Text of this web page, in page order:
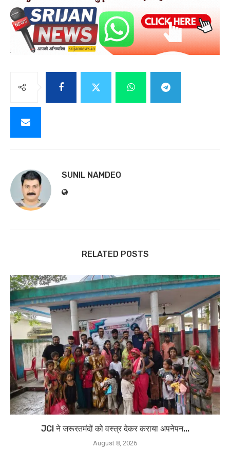
SUNIL NAMDEO
RELATED POSTS
JCI ने जरूरतमंदों को वस्त्र देकर कराया अपनेपन...
August 8, 2026